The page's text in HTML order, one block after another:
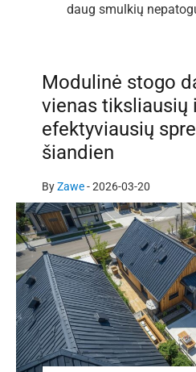
daug smulkių
Modulinė stogo
vienas tiksliausių
efektyviausių
šiandien
ByZawe-2026-03-20